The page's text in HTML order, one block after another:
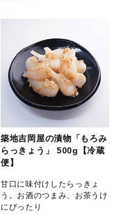
築地吉岡屋の漬物「もろみ
らっきょう」 500g【冷蔵
便】
甘口に味付けしたらっきょ
う。お酒のつまみ、お茶うけ
にぴったり